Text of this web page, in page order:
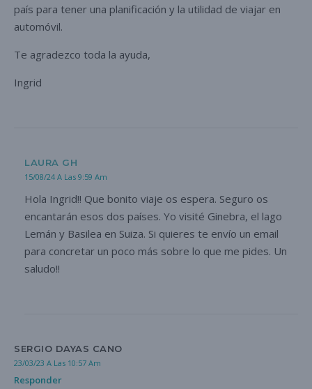
país para tener una planificación y la utilidad de viajar en
automóvil.
Te agradezco toda la ayuda,
Ingrid
LAURA GH
15/08/24 A Las 9:59 Am
Hola Ingrid!! Que bonito viaje os espera. Seguro os
encantarán esos dos países. Yo visité Ginebra, el lago
Lemán y Basilea en Suiza. Si quieres te envío un email
para concretar un poco más sobre lo que me pides. Un
saludo!!
SERGIO DAYAS CANO
23/03/23 A Las 10:57 Am
Responder